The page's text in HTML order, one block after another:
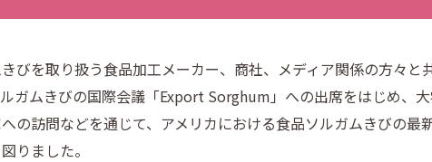
を取り扱う食品加工メーカー、商社、メディア関係の方々と共
ガムきびの国際会議「Export Sorghum」への出席をはじめ、
の訪問などを通じて、アメリカにおける食品ソルガムきびの最
りました。